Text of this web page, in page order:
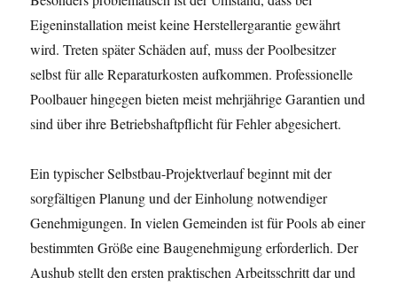
Eigeninstallation meist keine Herstellergarantie gewährt
wird. Treten später Schäden auf, muss der Poolbesitzer
selbst für alle Reparaturkosten aufkommen. Professionelle
Poolbauer hingegen bieten meist mehrjährige Garantien und
sind über ihre Betriebshaftpflicht für Fehler abgesichert.
Ein typischer Selbstbau-Projektverlauf beginnt mit der
sorgfältigen Planung und der Einholung notwendiger
Genehmigungen. In vielen Gemeinden ist für Pools ab einer
bestimmten Größe eine Baugenehmigung erforderlich. Der
Aushub stellt den ersten praktischen Arbeitsschritt dar und